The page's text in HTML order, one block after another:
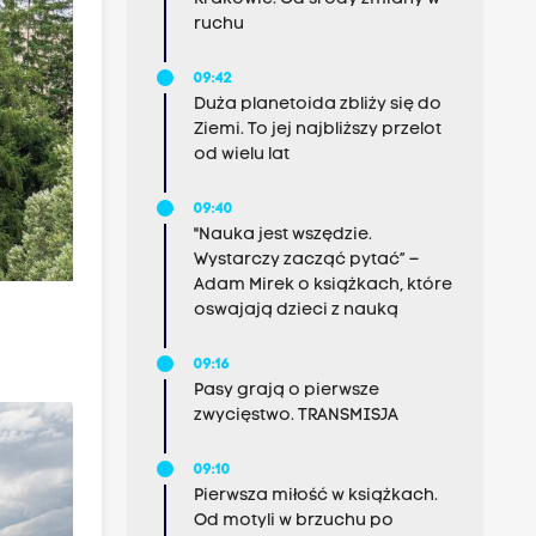
ruchu
09:42
Duża planetoida zbliży się do
Ziemi. To jej najbliższy przelot
od wielu lat
09:40
"Nauka jest wszędzie.
Wystarczy zacząć pytać” –
Adam Mirek o książkach, które
oswajają dzieci z nauką
09:16
Pasy grają o pierwsze
zwycięstwo. TRANSMISJA
09:10
Pierwsza miłość w książkach.
Od motyli w brzuchu po